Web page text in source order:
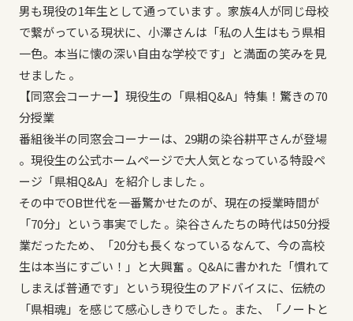
男も現役の1年生として通っています 。家族4人が同じ母校
で繋がっている現状に、小澤さんは「私の人生はもう県相
一色。本当に懐の深い自由な学校です」と満面の笑みを見
せました 。
【同窓会コーナー】現役生の「県相Q&A」特集！驚きの70
分授業
番組後半の同窓会コーナーは、29期の染谷耕平さんが登場
。現役生の公式ホームページで大人気となっている特設ペ
ージ「県相Q&A」を紹介しました 。
その中でOB世代を一番驚かせたのが、現在の授業時間が
「70分」という事実でした 。染谷さんたちの時代は50分授
業だったため、「20分も長くなっているなんて、今の高校
生は本当にすごい！」と大興奮 。Q&Aに書かれた「慣れて
しまえば普通です」という現役生のアドバイスに、伝統の
「県相魂」を感じて感心しきりでした 。また、「ノートと